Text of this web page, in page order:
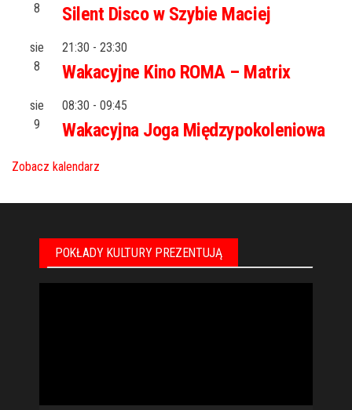
8
Silent Disco w Szybie Maciej
sie
8
21:30 - 23:30
Wakacyjne Kino ROMA – Matrix
sie
9
08:30 - 09:45
Wakacyjna Joga Międzypokoleniowa
Zobacz kalendarz
POKŁADY KULTURY PREZENTUJĄ